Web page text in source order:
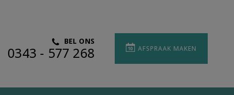
BEL ONS
0343 - 577 268 AFSPRAAK MAKEN